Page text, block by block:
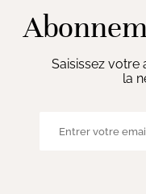
Saisissez
la